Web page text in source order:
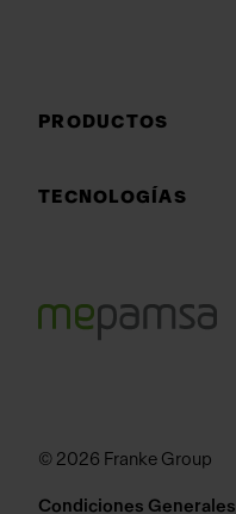
PRODUCTOS
TECNOLOGÍAS
© 2026 Franke Group
Condiciones Generales